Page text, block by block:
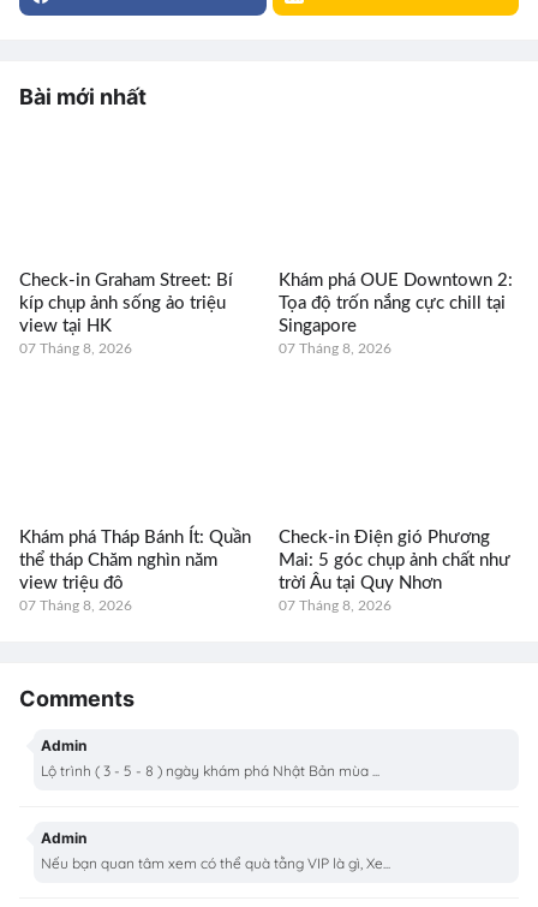
Bài mới nhất
Check-in Graham Street: Bí
kíp chụp ảnh sống ảo triệu
view tại HK
07 Tháng 8, 2026
Khám phá OUE Downtown 2:
Tọa độ trốn nắng cực chill tại
Singapore
07 Tháng 8, 2026
Khám phá Tháp Bánh Ít: Quần
thể tháp Chăm nghìn năm
view triệu đô
07 Tháng 8, 2026
Check-in Điện gió Phương
Mai: 5 góc chụp ảnh chất như
trời Âu tại Quy Nhơn
07 Tháng 8, 2026
Comments
Admin
Lộ trình ( 3 - 5 - 8 ) ngày khám phá Nhật Bản mùa ...
Admin
Nếu bạn quan tâm xem có thể quà tằng VIP là gì, Xe...